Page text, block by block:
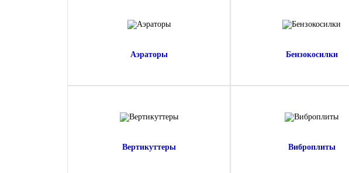
Аэраторы Бензокосилки
Вертикуттеры Виброплиты